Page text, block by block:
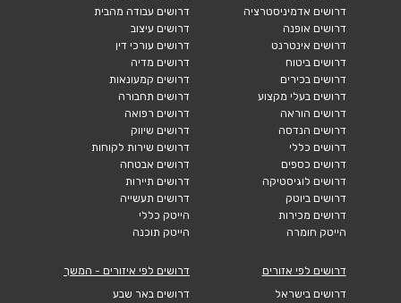
דרושים אדמיניסטרציה
דרושים אופנה
דרושים אינטרנט
דרושים ביטוח
דרושים בכירים
דרושים בעלי מקצוע
דרושים הוראה
דרושים הנדסה
דרושים כללי
דרושים כספים
דרושים לוגיסטיקה
דרושים ביוטק
דרושים מכירות
הייטק חומרה
דרושים עבודה מהבית
דרושים עיצוב
דרושים עורכי דין
דרושים מדיה
דרושים קמעונאות
דרושים תחבורה
דרושים רפואה
דרושים שיווק
דרושים שירות לקוחות
דרושים אבטחה
דרושים תיירות
דרושים תעשייה
הייטק כללי
הייטק תוכנה
דרושים לפי אזורים
דרושים בישראל
דרושים לפי איזורים - המשך
דרושים באר שבע